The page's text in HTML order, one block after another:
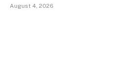
August 4, 2026